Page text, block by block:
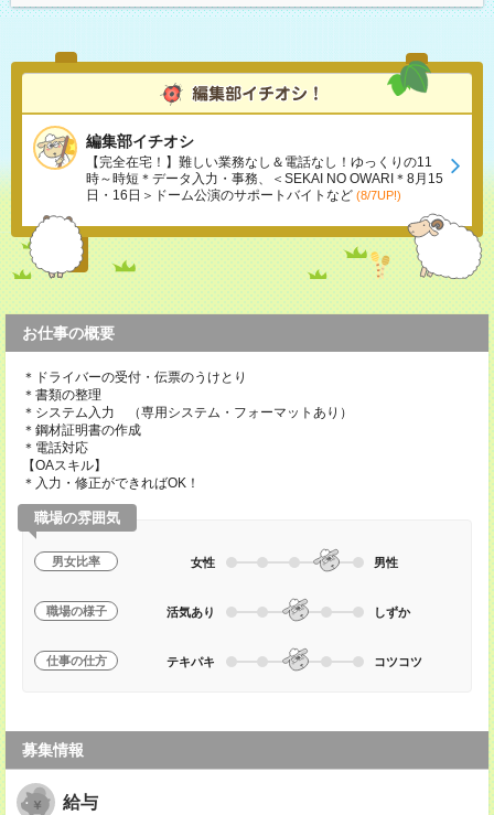
編集部イチオシ
【完全在宅！】難しい業務なし＆電話なし！ゆっくりの11
時～時短＊データ入力・事務、＜SEKAI NO OWARI＊8月15
日・16日＞ドーム公演のサポートバイトなど (8/7UP!)
お仕事の概要
＊ドライバーの受付・伝票のうけとり
＊書類の整理
＊システム入力 （専用システム・フォーマットあり）
＊鋼材証明書の作成
＊電話対応
【OAスキル】
＊入力・修正ができればOK！
職場の雰囲気
男女比率 女性 男性
職場の様子 活気あり しずか
仕事の仕方 テキパキ コツコツ
募集情報
給与